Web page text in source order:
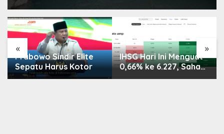
« »
Prabowo Sindir Elite
Sepatu Harus Kotor
IHSG Hari Ini Menguat
0,66% ke 6.227, Saham